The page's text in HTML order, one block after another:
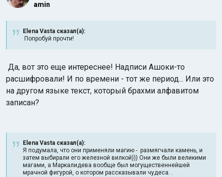
amin
Elena Vasta сказал(а):
Попробуй прочти!
Да, вот это еще интереснее! Надписи Ашоки-то
расшифровали! И по времени - тот же период... Или это
на другом языке текст, который брахми алфавитом
записан?
Elena Vasta сказал(а):
Я подумала, что они применяли магию - размягчали камень, и
затем выбирали его железной вилкой))) Они же были великими
магами, а Маркалидева вообще был могущественнейшей
мрачной фигурой, о котором рассказывали чудеса. .